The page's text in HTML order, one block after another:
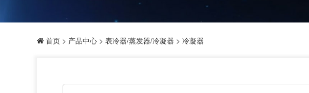
首页 > 产品中心 > 表冷器/蒸发器/冷凝器 > 冷凝器